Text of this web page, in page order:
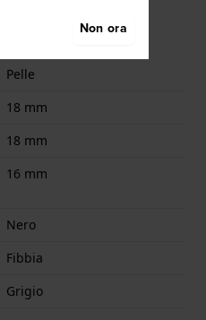
Pelle
18 mm
18 mm
16 mm
Nero
Fibbia
Grigio
Non ora